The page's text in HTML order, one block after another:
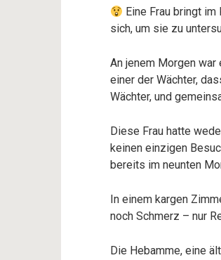
Eine Frau bringt
sich, um sie zu
An jenem Morgen
einer der Wächter,
Wächter, und
Diese Frau hatte
keinen einzigen
bereits im neunten
In einem kargen
noch Schmerz – nur
Die Hebamme, eine